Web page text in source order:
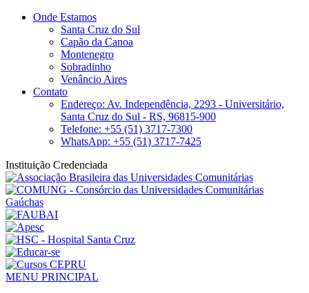
Onde Estamos
Santa Cruz do Sul
Capão da Canoa
Montenegro
Sobradinho
Venâncio Aires
Contato
Endereço: Av. Independência, 2293 - Universitário,
Santa Cruz do Sul - RS, 96815-900
Telefone: +55 (51) 3717-7300
WhatsApp: +55 (51) 3717-7425
Instituição Credenciada
MENU PRINCIPAL